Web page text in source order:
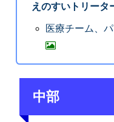
えのすいトリータ
医療チーム、
中部